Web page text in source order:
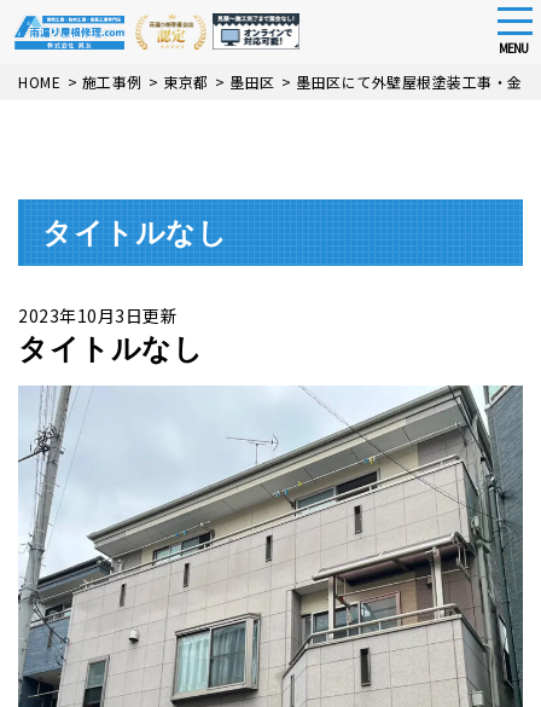
Skip
MENU
HOME > 施工事例 > 東京都 > 墨田区 > 墨田区にて外壁屋根塗装工事・金
タイトルなし
2023年10月3日更新
タイトルなし